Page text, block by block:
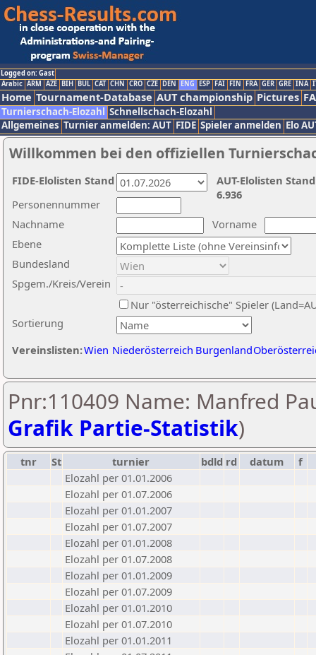
Logged on: Gast
Arabic ARM AZE BIH BUL CAT CHN CRO CZE DEN ENG ESP FAI FIN FRA GER GRE INA
Home Tournament-Database AUT championship Pictures
Turnierschach-Elozahl Schnellschach-Elozahl
Allgemeines Turnier anmelden: AUT FIDE Spieler anmelden Elo
Willkommen bei den offiziellen
Nachname
Vorname
Ebene
Sortierung
Personennummer
Bundesland
Spgem./Kreis/Verein
Nur "österreichische" Spieler
Vereinslisten:Wien Niederösterreich Burgenland
AUT-Elolisten
6.936
FIDE-Elolisten Stand
Pnr:110409 Name: Manfred
Grafik Partie-Statistik)
tnr St turnier bdld rd datum f
Elozahl per 01.01.2006
Elozahl per 01.07.2006
Elozahl per 01.01.2007
Elozahl per 01.07.2007
Elozahl per 01.01.2008
Elozahl per 01.07.2008
Elozahl per 01.01.2009
Elozahl per 01.07.2009
Elozahl per 01.01.2010
Elozahl per 01.07.2010
Elozahl per 01.01.2011